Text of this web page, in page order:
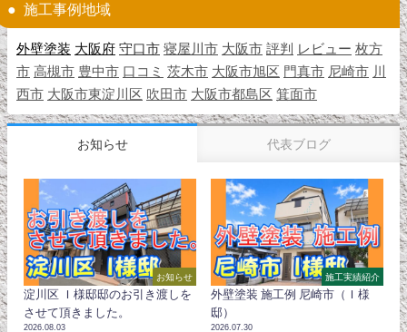
施工事例地域
外壁塗装 大阪府 守口市 寝屋川市 大阪市 評判 レビュー 枚方
市 高槻市 豊中市 口コミ 茨木市 大阪市旭区 門真市 尼崎市 川
西市 大阪市東淀川区 吹田市 大阪市都島区 箕面市
お知らせ 代表ブログ
お知らせ
淀川区 Ｉ様邸邸のお引き渡しを
させて頂きました。
2026.08.03
施工実績紹介
外壁塗装 施工例 尼崎市（Ｉ様
邸）
2026.07.30